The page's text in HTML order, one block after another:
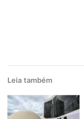
Leia também